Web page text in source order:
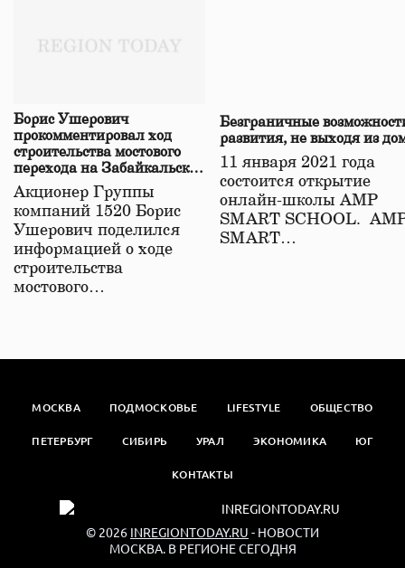
Борис Ушерович
прокомментировал ход
строительства мостового
перехода на Забайкальской
железной дороге
Акционер Группы
компаний 1520 Борис
Ушерович поделился
информацией о ходе
строительства
мостового…
Безграничные
развития, не выходя из
11 января 2021 года
состоится открытие
онлайн-школы АМР
SMART SCHOOL.
SMART…
МОСКВА ПОДМОСКОВЬЕ LIFESTYLE ОБЩЕСТВО
ПЕТЕРБУРГ СИБИРЬ УРАЛ ЭКОНОМИКА ЮГ
КОНТАКТЫ
© 2026 INREGIONTODAY.RU - НОВОСТИ
МОСКВА. В РЕГИОНЕ СЕГОДНЯ